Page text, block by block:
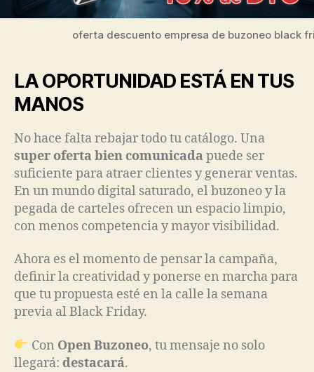
oferta descuento empresa de buzoneo black
LA OPORTUNIDAD ESTÁ EN TUS
MANOS
No hace falta rebajar todo tu catálogo. Una
super oferta bien comunicadapuede ser
suficiente para atraer clientes y generar ventas.
En un mundo digital saturado, el buzoneo y la
pegada de carteles ofrecen un espacio limpio,
con menos competencia y mayor visibilidad.
Ahora es el momento de pensar la campaña,
definir la creatividad y ponerse en marcha para
que tu propuesta esté en la calle la semana
previa al Black Friday.
Con Open Buzoneo, tu mensaje no solo
llegará: destacará.